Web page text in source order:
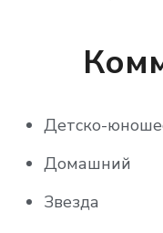
Детско-
Домашний
Звезда